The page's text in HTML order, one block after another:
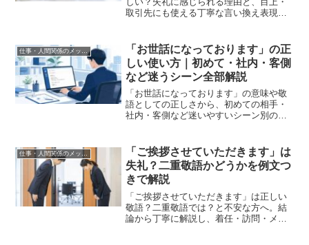
取引先にも使える丁寧な言い換え表現、
仕事・人間関係のメッセージ
「お世話になっております」の正
しい使い方｜初めて・社内・客側
など迷うシーン全部解説
「お世話になっております」の意味や敬
語としての正しさから、初めての相手・
社内・客側など迷いやすいシーン別の使
仕事・人間関係のメッセージ
「ご挨拶させていただきます」は
失礼？二重敬語かどうかを例文つ
きで解説
「ご挨拶させていただきます」は正しい
敬語？二重敬語では？と不安な方へ。結
論から丁寧に解説し、着任・訪問・メー